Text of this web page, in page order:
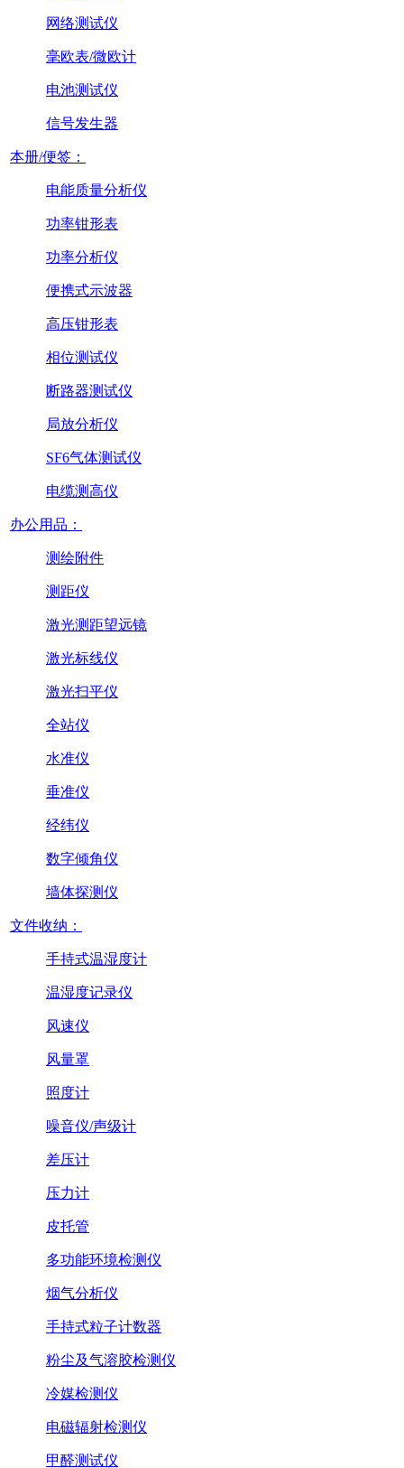
网络测试仪
毫欧表/微欧计
电池测试仪
信号发生器
本册/便签：
电能质量分析仪
功率钳形表
功率分析仪
便携式示波器
高压钳形表
相位测试仪
断路器测试仪
局放分析仪
SF6气体测试仪
电缆测高仪
办公用品：
测绘附件
测距仪
激光测距望远镜
激光标线仪
激光扫平仪
全站仪
水准仪
垂准仪
经纬仪
数字倾角仪
墙体探测仪
文件收纳：
手持式温湿度计
温湿度记录仪
风速仪
风量罩
照度计
噪音仪/声级计
差压计
压力计
皮托管
多功能环境检测仪
烟气分析仪
手持式粒子计数器
粉尘及气溶胶检测仪
冷媒检测仪
电磁辐射检测仪
甲醛测试仪